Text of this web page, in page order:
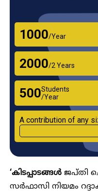
₹1000/Year
₹2000/2 Years
₹500Students
/Year
A contribution of any
‘കിടപ്പാടങ്ങൾ ജപ്തി
സർഫാസി നിയമം